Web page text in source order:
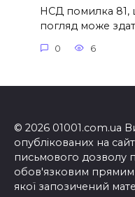
НСД помилка
погляд може
0 6
© 2026 01001.com.ua
опублікованих на
письмового дозволу
обов'язковим прямим
якої запозичений